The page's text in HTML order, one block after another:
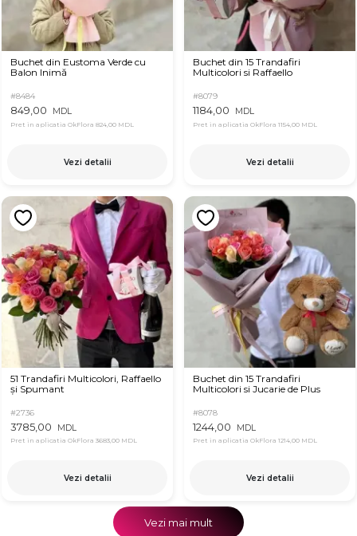
Buchet din Eustoma Verde cu
Balon Inimă
#8484
849,00 MDL
Pret in aplicatia OkFlora 824,00 MDL
Vezi detalii
Buchet din 15 Trandafiri
Multicolori si Raffaello
#8079
1184,00 MDL
Pret in aplicatia OkFlora 1154,00 MDL
Vezi detalii
51 Trandafiri Multicolori, Raffaello
și Spumant
#2736
3785,00 MDL
Pret in aplicatia OkFlora 3683,00 MDL
Vezi detalii
Buchet din 15 Trandafiri
Multicolori si Jucarie de Plus
#8078
1244,00 MDL
Pret in aplicatia OkFlora 1214,00 MDL
Vezi detalii
Vezi mai mult